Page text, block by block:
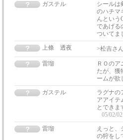
ガステル
シールは
のハチマ
んという
であげる
ついてま
上條 透夜
>松吉さ
雷瑠
ＲＯの
たが、獲
ームが欲
ガステル
ラグナの
アアイテ
とできま
05/02/
雷瑠
えっと、
の狩をし